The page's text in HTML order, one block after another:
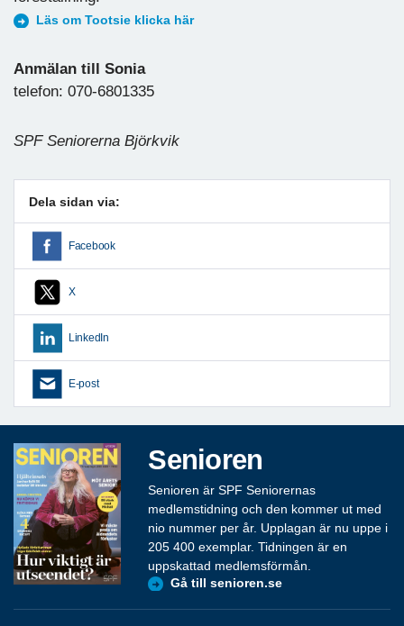
Läs om Tootsie klicka här
Anmälan till Sonia
telefon: 070-6801335
SPF Seniorerna Björkvik
Dela sidan via:
Facebook
X
LinkedIn
E-post
Senioren
Senioren är SPF Seniorernas
medlemstidning och den kommer ut med
nio nummer per år. Upplagan är nu uppe i
205 400 exemplar. Tidningen är en
uppskattad medlemsförmån.
Gå till senioren.se